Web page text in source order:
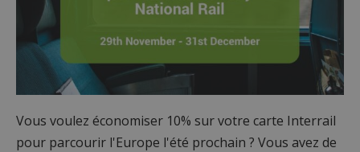
Vous voulez économiser 10% sur votre carte Interrail
pour parcourir l'Europe l'été prochain ? Vous avez de